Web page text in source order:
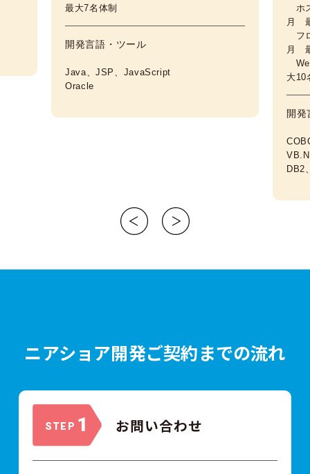
最大7名体制
開発言語・ ツール
Java、JSP、JavaScript
Oracle
ホ
月
フ
月
大10
開発
DB2
ニアショア開発ご契約までの流れ
STEP 1 お問い合わせ